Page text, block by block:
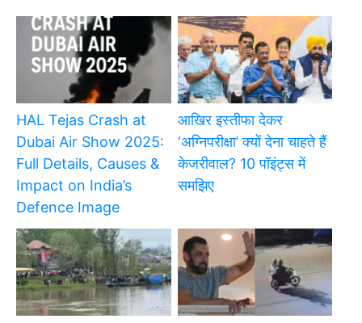
HAL Tejas Crash at
Dubai Air Show 2025:
Full Details, Causes &
Impact on India’s
Defence Image
आखिर इस्तीफा देकर
‘अग्निपरीक्षा’ क्यों देना चाहते हैं
केजरीवाल? 10 पॉइंट्स में
समझिए